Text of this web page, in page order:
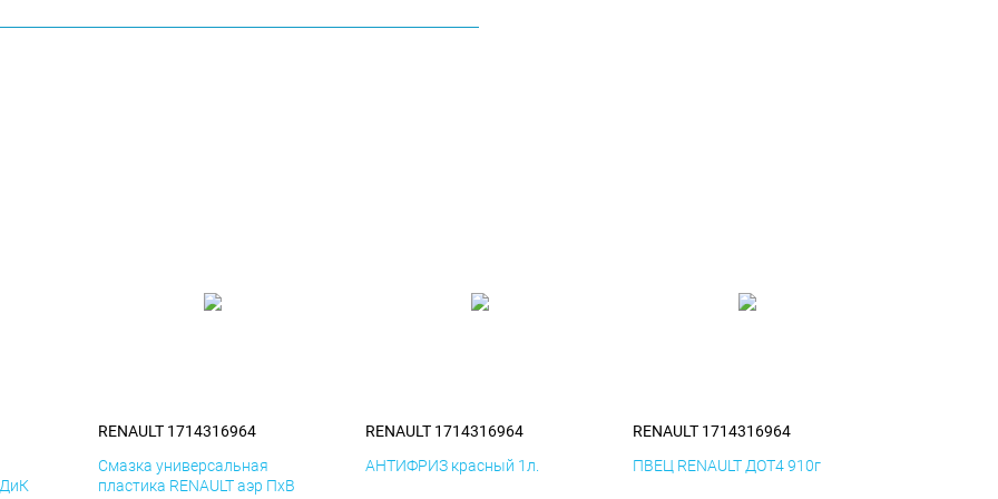
ДиК
RENAULT 1714316964
Смазка универсальная
пластика RENAULT аэр ПхВ
RENAULT 1714316964
АНТИФРИЗ красный 1л.
RENAULT 1714316964
ПВЕЦ RENAULT ДОТ4 910г